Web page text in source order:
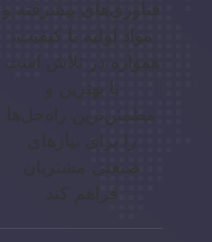
فناوری‌های پیشرفته و
مواد اولیه با کیفیت،
همواره در تلاش است
تا بهترین و
مطمئن‌ترین راه‌حل‌ها
را برای نیازهای
صنعتی مشتریان
فراهم کند